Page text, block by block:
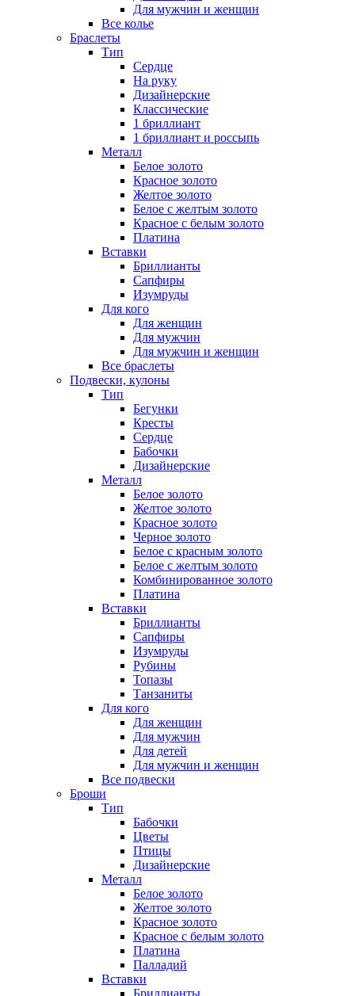
Для мужчин и женщин
Все колье
Браслеты
Тип
Сердце
На руку
Дизайнерские
Классические
1 бриллиант
1 бриллиант и россыпь
Металл
Белое золото
Красное золото
Желтое золото
Белое с желтым золото
Красное с белым золото
Платина
Вставки
Бриллианты
Сапфиры
Изумруды
Для кого
Для женщин
Для мужчин
Для мужчин и женщин
Все браслеты
Подвески, кулоны
Тип
Бегунки
Кресты
Сердце
Бабочки
Дизайнерские
Металл
Белое золото
Желтое золото
Красное золото
Черное золото
Белое с красным золото
Белое с желтым золото
Комбинированное золото
Платина
Вставки
Бриллианты
Сапфиры
Изумруды
Рубины
Топазы
Танзаниты
Для кого
Для женщин
Для мужчин
Для детей
Для мужчин и женщин
Все подвески
Броши
Тип
Бабочки
Цветы
Птицы
Дизайнерские
Металл
Белое золото
Желтое золото
Красное золото
Красное с белым золото
Платина
Палладий
Вставки
Бриллианты